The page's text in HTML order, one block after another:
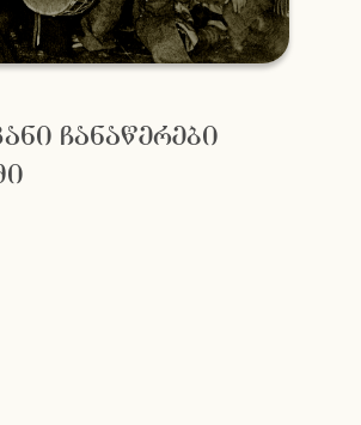
ჩანაწერები